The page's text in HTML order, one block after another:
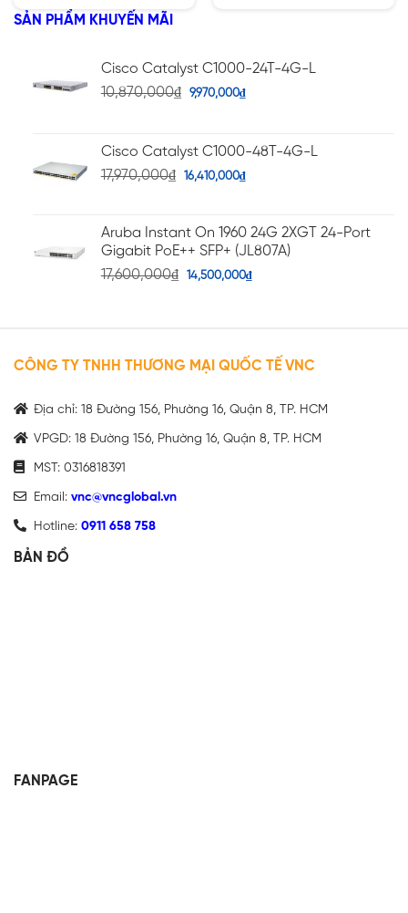
5 sao
SẢN PHẨM KHUYẾN MÃI
Cisco Catalyst C1000-24T-4G-L
10,870,000₫ 9,970,000₫
Cisco Catalyst C1000-48T-4G-L
17,970,000₫ 16,410,000₫
Aruba Instant On 1960 24G 2XGT 24-Port
Gigabit PoE++ SFP+ (JL807A)
17,600,000₫ 14,500,000₫
CÔNG TY TNHH THƯƠNG MẠI QUỐC TẾ VNC
Địa chỉ: 18 Đường 156, Phường 16, Quận 8, TP. HCM
VPGD: 18 Đường 156, Phường 16, Quận 8, TP. HCM
MST: 0316818391
Email: vnc@vncglobal.vn
Hotline: 0911 658 758
BẢN ĐỒ
FANPAGE